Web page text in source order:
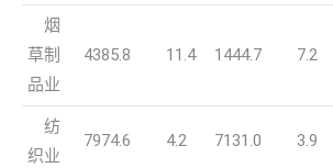
烟
草制
品业
4385.8 11.4 1444.7 7.2
纺
织业
7974.6 4.2 7131.0 3.9